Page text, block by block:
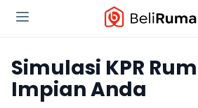
Simulasi KPR
Impian Anda